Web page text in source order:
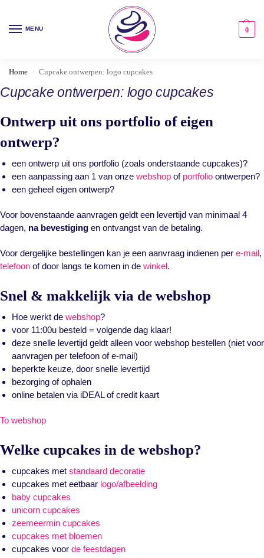
MENU 0
Home / Cupcake ontwerpen: logo cupcakes
Cupcake ontwerpen: logo cupcakes
Ontwerp uit ons portfolio of eigen
ontwerp?
een ontwerp uit ons portfolio (zoals onderstaande cupcakes)?
een aanpassing aan 1 van onze webshop of portfolio ontwerpen?
een geheel eigen ontwerp?
Voor bovenstaande aanvragen geldt een levertijd van minimaal 4
dagen, na bevestiging en ontvangst van de betaling.
Voor dergelijke bestellingen kan je een aanvraag indienen per e-mail,
telefoon of door langs te komen in de winkel.
Snel & makkelijk via de webshop
Hoe werkt de webshop?
voor 11:00u besteld = volgende dag klaar!
deze snelle levertijd geldt alleen voor webshop bestellen (niet voor
aanvragen per telefoon of e-mail)
beperkte keuze, door snelle levertijd
bezorging of ophalen
online betalen via iDEAL of credit kaart
To webshop
Welke cupcakes in de webshop?
cupcakes met standaard decoratie
cupcakes met eetbaar logo/afbeelding
baby cupcakes
unicorn cupcakes
zeemeermin cupcakes
cupcakes met bloemen
cupcakes voor de feestdagen